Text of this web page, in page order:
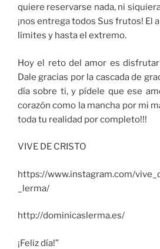
quiere reservarse nada, ni
¡nos entrega todos Sus frutos! El
límites y hasta el extremo.
Hoy el reto del amor es
Dale gracias por la cascada de
día sobre ti, y pídele que ese
corazón como la mancha por mi
toda tu realidad por completo!!!
VIVE DE CRISTO
https://www.instagram.com/
_lerma/
http://dominicaslerma.es/
¡Feliz día!”